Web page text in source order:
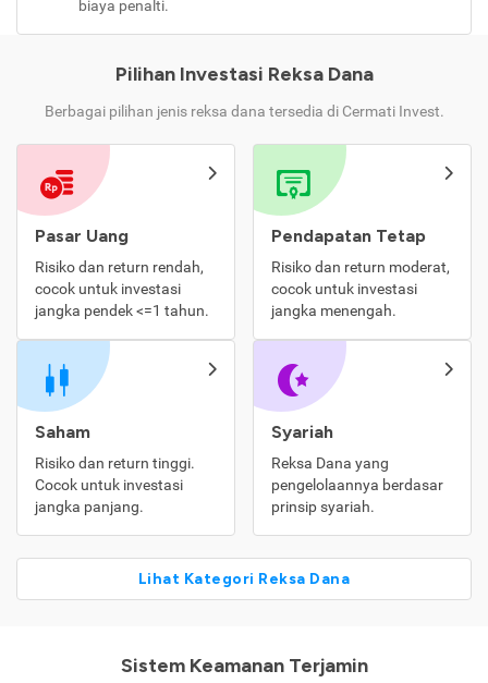
biaya penalti.
Pilihan Investasi Reksa Dana
Berbagai pilihan jenis reksa dana tersedia di Cermati Invest.
Pasar Uang
Risiko dan return rendah,
cocok untuk investasi
jangka pendek <=1 tahun.
Pendapatan Tetap
Risiko dan return moderat,
cocok untuk investasi
jangka menengah.
Saham
Risiko dan return tinggi.
Cocok untuk investasi
jangka panjang.
Syariah
Reksa Dana yang
pengelolaannya berdasar
prinsip syariah.
Lihat Kategori Reksa Dana
Sistem Keamanan Terjamin